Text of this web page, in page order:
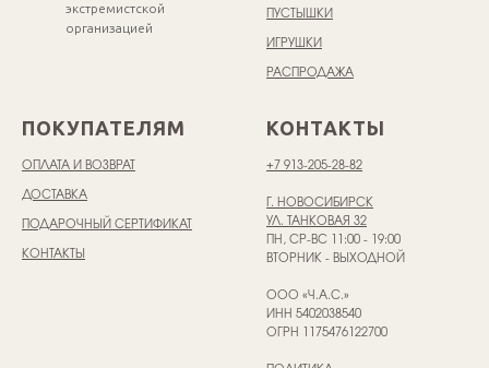
экстремистской
организацией
ПУСТЫШКИ
ИГРУШКИ
РАСПРОДАЖА
ПОКУПАТЕЛЯМ
ОПЛАТА И ВОЗВРАТ
ДОСТАВКА
ПОДАРОЧНЫЙ СЕРТИФИКАТ
КОНТАКТЫ
КОНТАКТЫ
+7 913-205-28-82
Г. НОВОСИБИРСК
УЛ. ТАНКОВАЯ 32
ПН, СР-ВС 11:00 - 19:00
ВТОРНИК - ВЫХОДНОЙ
ООО «Ч.А.С.»
ИНН 5402038540
ОГРН 1175476122700